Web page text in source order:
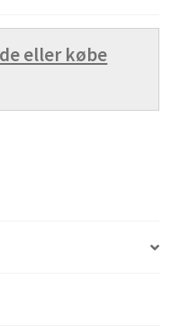
eller købe